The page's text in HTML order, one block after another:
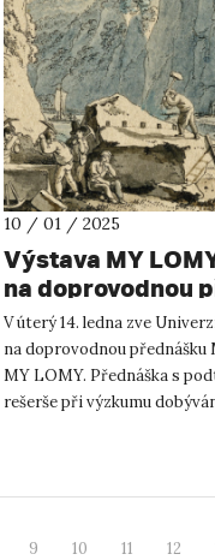
10 / 01 / 2025
Výstava MY
na doprovodnou
V úterý 14. ledna zve
na doprovodnou přednášku
MY LOMY. Přednáška s
rešerše při výzkumu
9 10 11 12